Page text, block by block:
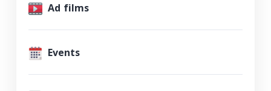
Ad films
Events